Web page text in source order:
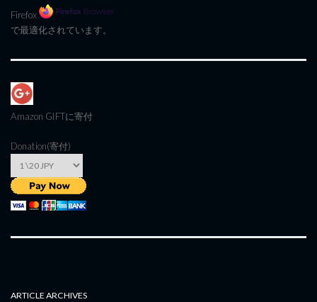
Firefox
で最適化されています。
Amazon GIFTに寄付
Donation(寄付)
ARTICLE ARCHIVES